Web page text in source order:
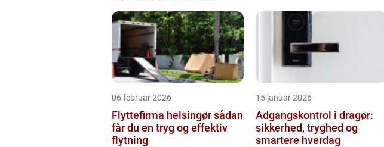
06 februar 2026
Flyttefirma helsingør sådan
får du en tryg og effektiv
flytning
15 januar 2026
Adgangskontrol i dragør:
sikkerhed, tryghed og
smartere hverdag